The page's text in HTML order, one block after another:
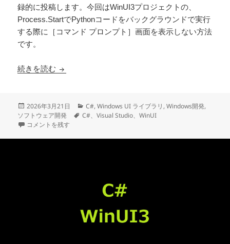
録的に投稿します。今回はWinUI3プロジェクトの、
Process.StartでPythonコードをバックグラウンドで実行
する際に［コマンド プロンプト］画面を表示しない方法
です。
続きを読む C# WinUI3でProcess.StartでPythonコードを実
投
稿
日:
2026年3月21日
カ
テ
C#,Windows UI ライブラリ ,Windows開発,
ソフトウェア開発
タ
C#、Visual Studio、WinUI
C# WinUI3でProcess.StartでPythonコードを実行する際にプロンプト画
コメントを残す